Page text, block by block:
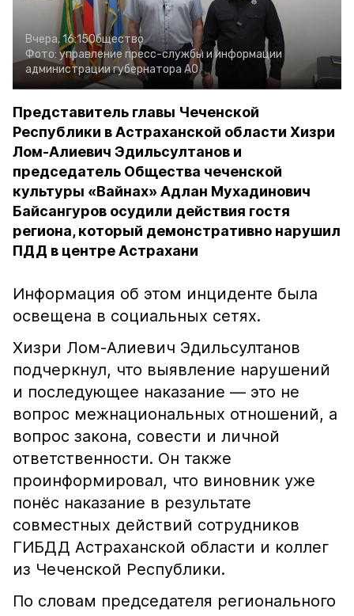
Вчера, 16:15Общество
Фото: управление пресс-службы и информации
администрации губернатора АО
Представитель главы Чеченской
Республики в Астраханской области Хизри
Лом-Алиевич Эдильсултанов и
председатель Общества чеченской
культуры «Вайнах» Адлан Мухадинович
Байсангуров осудили действия гостя
региона, который демонстративно нарушил
ПДД в центре Астрахани
Информация об этом инциденте была
освещена в социальных сетях.
Хизри Лом-Алиевич Эдильсултанов
подчеркнул, что выявление нарушений
и последующее наказание — это не
вопрос межнациональных отношений, а
вопрос закона, совести и личной
ответственности. Он также
проинформировал, что виновник уже
понёс наказание в результате
совместных действий сотрудников
ГИБДД Астраханской области и коллег
из Чеченской Республики.
По словам председателя регионального